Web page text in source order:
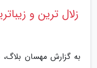
زلال ترین و
به گزارش مهسان بلاگ،